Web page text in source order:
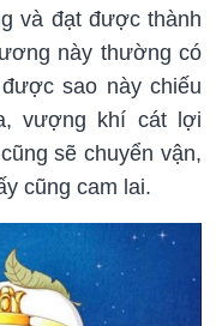
và đạt được thành
này thường có
sao này chiếu
vượng khí cát lợi
sẽ chuyển vận,
cũng cam lai.